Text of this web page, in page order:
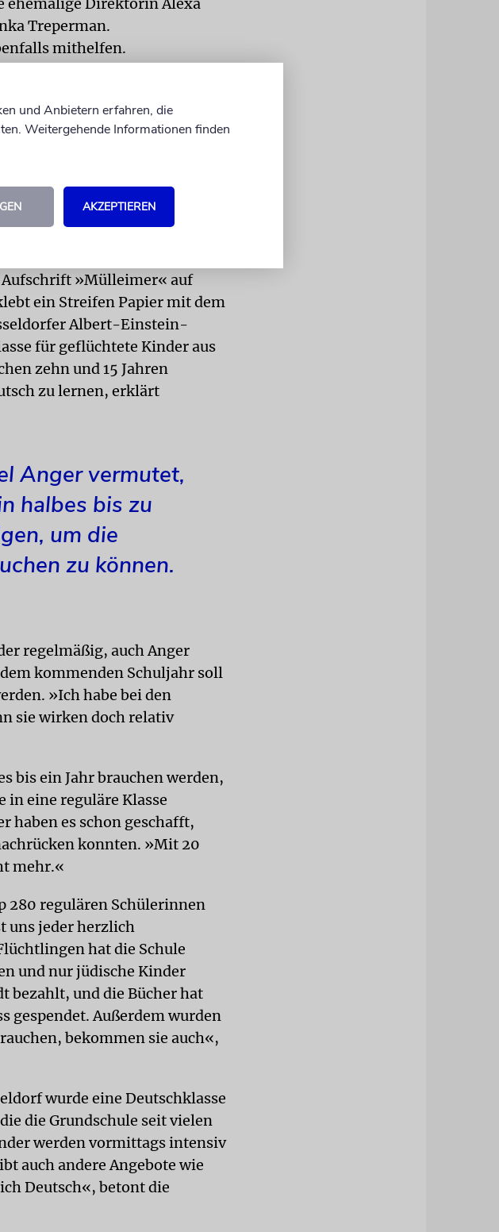
Treperman.
mithelfen.
sagt Noga Hartmann.
Die Mahlzeiten für die
ihrer Religion aufgenommen
alle willkommen, wir sind
»Mülleimer« auf
ein Streifen Papier mit dem
Albert-Einstein-
für geflüchtete Kinder aus
zehn und 15 Jahren
zu lernen, erklärt
Anger vermutet,
halbes bis zu
um die
zu können.
regelmäßig, auch Anger
kommenden Schuljahr soll
»Ich habe bei den
sie wirken doch relativ
bis ein Jahr brauchen werden,
in eine reguläre Klasse
haben es schon geschafft,
konnten. »Mit 20
mehr.«
280 regulären Schülerinnen
uns jeder herzlich
hat die Schule
und nur jüdische Kinder
bezahlt, und die Bücher hat
gespendet. Außerdem wurden
bekommen sie auch«,
wurde eine Deutschklasse
die Grundschule seit vielen
werden vormittags intensiv
auch andere Angebote wie
Deutsch«, betont die
und Anbietern erfahren, die
Weitergehende Informationen finden
AKZEPTIEREN